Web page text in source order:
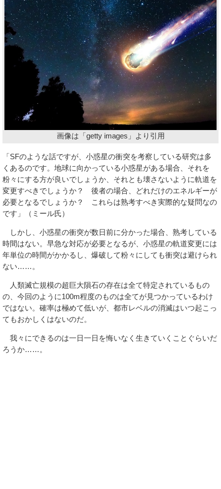
画像は「getty images」より引用
「SFのような話ですが、小惑星の衝突を考察している研究は多
くあるのです。地球に向かっている小惑星がある場合、それを
粉々にする方が良いでしょうか、それとも壊さないように軌道を
変更すべきでしょうか？ 後者の場合、どれだけのエネルギーが
必要となるでしょうか？ これらは熟考すべき実際的な疑問なの
です」（ミール氏）
しかし、小惑星の衝突が数日前に分かった場合、熟考している
時間はない。早急な対応が必要となるが、小惑星の軌道変更には
年単位の時間がかかるし、爆破して粉々にしても衝突は避けられ
ない……。
人類滅亡規模の超巨大隕石の存在は全て特定されているもの
の、今回のように100m程度のものは全てが見つかっているわけ
ではない。確率は極めて低いが、都市レベルの消滅はいつ起こっ
てもおかしくはないのだ。
我々にできるのは一日一日を悔いなく生きていくことぐらいだ
ろうか……。